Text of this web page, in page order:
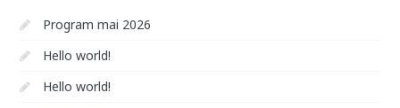
Program mai 2026
Hello world!
Hello world!